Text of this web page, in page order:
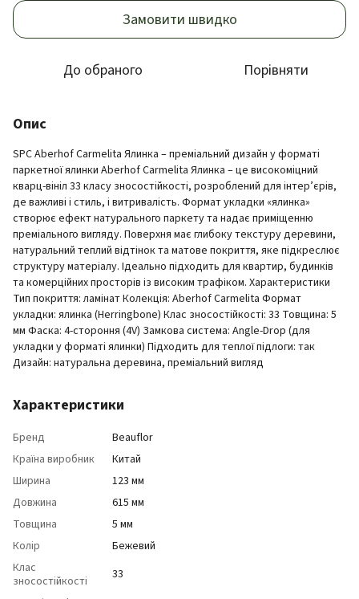
Замовити швидко
До обраного Порівняти
Опис
SPC Aberhof Carmelita Ялинка – преміальний дизайн у форматі
паркетної ялинки Aberhof Carmelita Ялинка – це високоміцний
кварц-вініл 33 класу зносостійкості, розроблений для інтер’єрів,
де важливі і стиль, і витривалість. Формат укладки «ялинка»
створює ефект натурального паркету та надає приміщенню
преміального вигляду. Поверхня має глибоку текстуру деревини,
натуральний теплий відтінок та матове покриття, яке підкреслює
структуру матеріалу. Ідеально підходить для квартир, будинків
та комерційних просторів із високим трафіком. Характеристики
Тип покриття: ламінат Колекція: Aberhof Carmelita Формат
укладки: ялинка (Herringbone) Клас зносостійкості: 33 Товщина: 5
мм Фаска: 4-стороння (4V) Замкова система: Angle-Drop (для
укладки у форматі ялинки) Підходить для теплої підлоги: так
Дизайн: натуральна деревина, преміальний вигляд
Характеристики
Бренд
Beauflor
Країна виробник
Китай
Ширина
123 мм
Довжина
615 мм
Товщина
5 мм
Колір
Бежевий
Клас
зносостійкості
33